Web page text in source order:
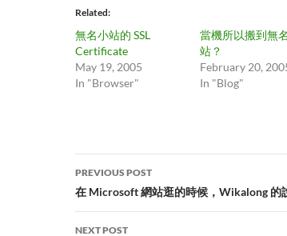
Related
無名小站的 SSL
Certificate
May 19, 2005
In "Browser"
當機所以搬到無
站？
February 20,
In "Blog"
Post
navigation
PREVIOUS POST
在 Microsoft 網站逛的時候，Wikalong 的
NEXT POST